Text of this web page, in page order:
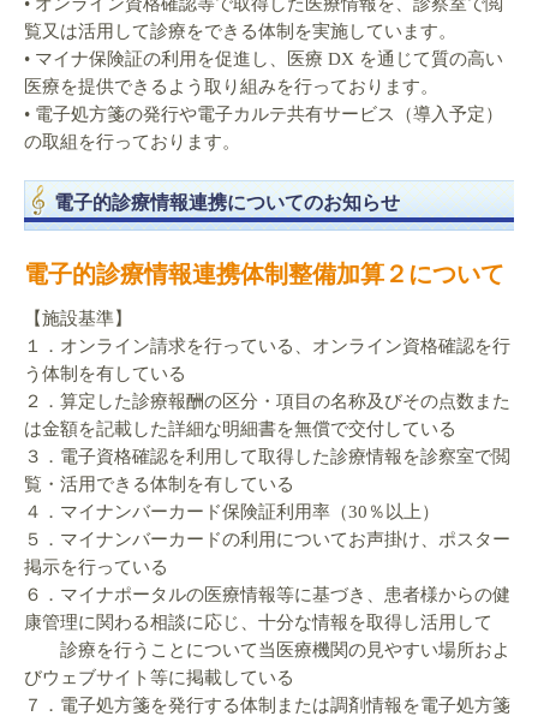
覧又は活用して診療をできる体制を実施しています。
• マイナ保険証の利用を促進し、医療 DX を通じて質の高い
医療を提供できるよう取り組みを行っております。
• 電子処方箋の発行や電子カルテ共有サービス（導入予定）
の取組を行っております。
電子的診療情報連携についてのお知らせ
電子的診療情報連携体制整備加算２について
【施設基準】
１．オンライン請求を行っている、オンライン資格確認を行
う体制を有している
２．算定した診療報酬の区分・項目の名称及びその点数また
は金額を記載した詳細な明細書を無償で交付している
３．電子資格確認を利用して取得した診療情報を診察室で閲
覧・活用できる体制を有している
４．マイナンバーカード保険証利用率（30％以上）
５．マイナンバーカードの利用についてお声掛け、ポスター
掲示を行っている
６．マイナポータルの医療情報等に基づき、患者様からの健
康管理に関わる相談に応じ、十分な情報を取得し活用して
診療を行うことについて当医療機関の見やすい場所およ
びウェブサイト等に掲載している
７．電子処方箋を発行する体制または調剤情報を電子処方箋